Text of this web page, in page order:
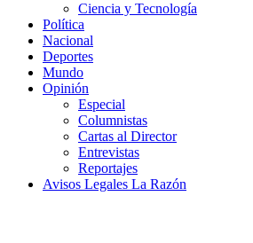
Ciencia y Tecnología
Política
Nacional
Deportes
Mundo
Opinión
Especial
Columnistas
Cartas al Director
Entrevistas
Reportajes
Avisos Legales La Razón